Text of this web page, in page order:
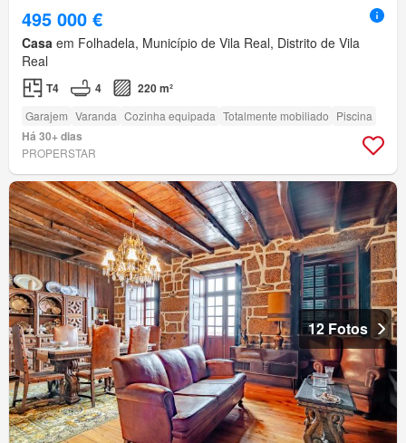
495 000 €
Casa em Folhadela, Município de Vila Real, Distrito de Vila
Real
T4 4 220 m²
Garajem Varanda Cozinha equipada Totalmente mobiliado Piscina
Há 30+ dias
PROPERSTAR
12 Fotos